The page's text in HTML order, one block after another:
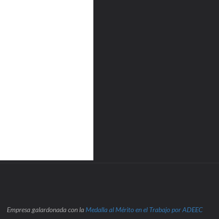
Empresa galardonada con la Medalla al Mérito en el Trabajo por ADEEC